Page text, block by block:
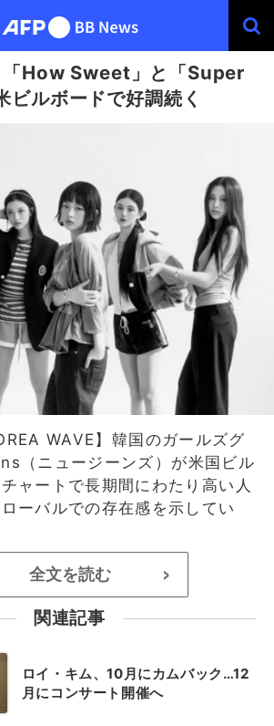
How Sweet」と「Super
ルボードで好調続く
WAVE】韓国のガールズグ
（ニュージーンズ）が米国ビル
ャートで長期間にわたり高い人
ーバルでの存在感を示してい
全文を読む >
関連記事
ロイ・キム、10月にカムバック…12
月にコンサート開催へ